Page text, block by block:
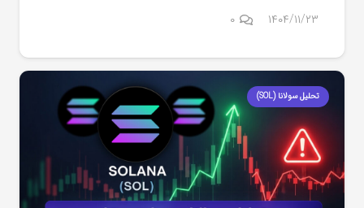
۱۴۰۴/۱۱/۲۳ ۰
تحلیل سولانا (SOL)